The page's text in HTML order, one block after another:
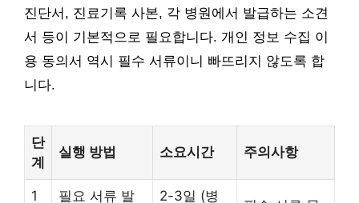
진단서, 진료기록 사본, 각 병원에서 발급하는 소견
서 등이 기본적으로 필요합니다. 개인 정보 수집 이
용 동의서 역시 필수 서류이니 빠뜨리지 않도록 합
니다.
단
계
실행 방법 소요시간 주의사항
1
필요 서류 발
2-3일 (병